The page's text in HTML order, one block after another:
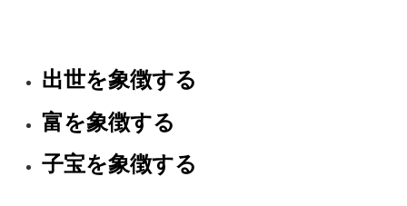
出世を象徴する
富を象徴する
子宝を象徴する